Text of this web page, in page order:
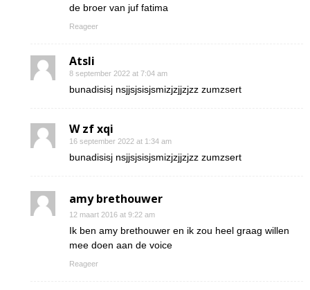
de broer van juf fatima
Reageer
Atsli
8 september 2022 at 7:04 am
bunadisisj nsjjsjsisjsmizjzjjzjzz zumzsert
W zf xqi
16 september 2022 at 1:34 am
bunadisisj nsjjsjsisjsmizjzjjzjzz zumzsert
amy brethouwer
12 maart 2016 at 9:22 am
Ik ben amy brethouwer en ik zou heel graag willen
mee doen aan de voice
Reageer